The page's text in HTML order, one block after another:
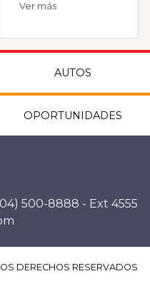
Ver más
AUTOS
OPORTUNIDADES
500-8888 - Ext 4555
DERECHOS RESERVADOS